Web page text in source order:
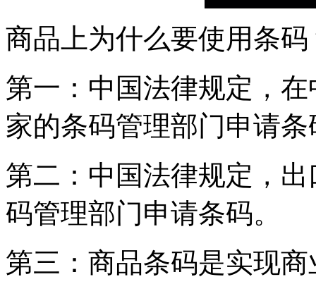
商品上为什么要使用条码
第一：中国法律规定，
家的条码管理部门申请条
第二：中国法律规定，
码管理部门申请条码。
第三：商品条码是实现